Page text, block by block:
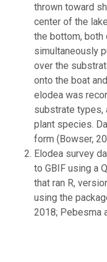
thrown toward
center of the
the bottom,
simultaneously
over the
onto the boat
elodea was
substrate types,
plant species.
form (Bowser,
Elodea survey
to GBIF using a
that ran R,
using the
2018; Pebesma